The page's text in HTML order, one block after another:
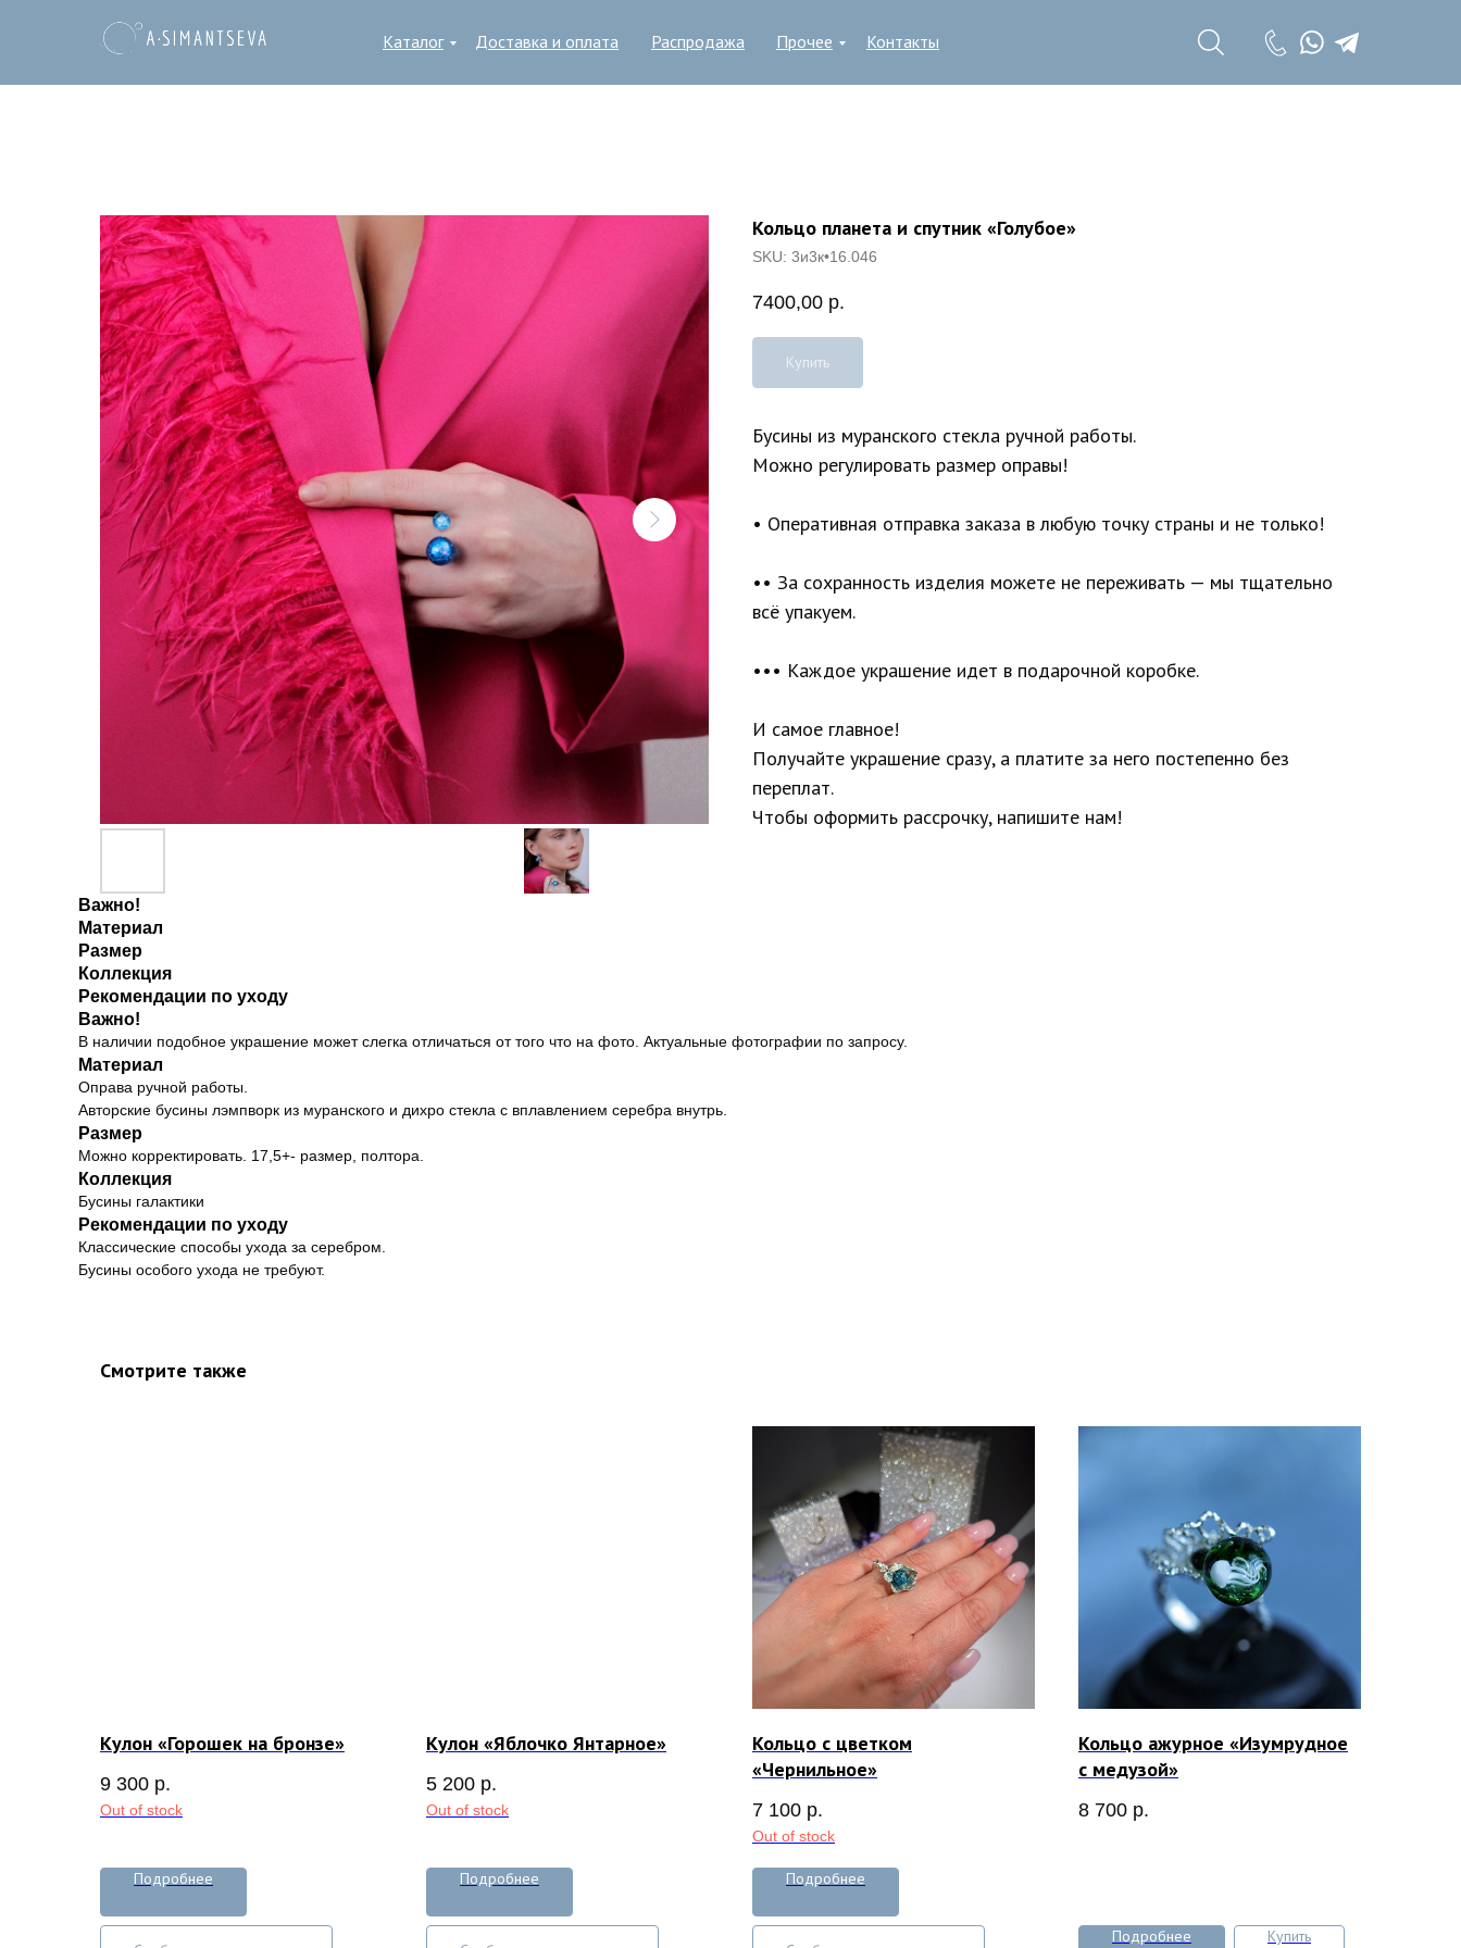
Каталог Контакты
Доставка и оплата Прочее
Распродажа
Кольцо планета и спутник «Голубое»
SKU: 3и3к•16.046
7400,00 р.
Купить
Бусины из муранского стекла ручной работы.
Можно регулировать размер оправы!
• Оперативная отправка заказа в любую точку страны и не только!
•• За сохранность изделия можете не переживать — мы тщательно
всё упакуем.
••• Каждое украшение идет в подарочной коробке.
И самое главное!
Получайте украшение сразу, а платите за него постепенно без
переплат.
Чтобы оформить рассрочку, напишите нам!
Важно!
Материал
Размер
Коллекция
Рекомендации по уходу
Важно!
В наличии подобное украшение может слегка отличаться от того что на фото. Актуальные фотографии по запросу.
Материал
Оправа ручной работы.
Авторские бусины лэмпворк из муранского и дихро стекла с вплавлением серебра внутрь.
Размер
Можно корректировать. 17,5+- размер, полтора.
Коллекция
Бусины галактики
Рекомендации по уходу
Классические способы ухода за серебром.
Бусины особого ухода не требуют.
Смотрите также
Кулон «Горошек на бронзе»
9 300 р.
Out of stock
Подробнее
Кулон «Яблочко Янтарное»
5 200 р.
Out of stock
Подробнее
Кольцо с цветком
«Чернильное»
7 100 р.
Out of stock
Подробнее
Кольцо ажурное «Изумрудное
с медузой»
8 700 р.
Подробнее Купить